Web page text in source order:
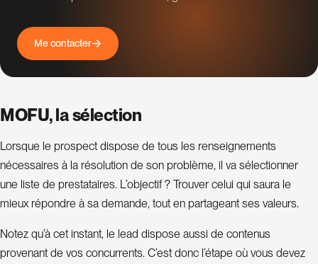
Mecontacter
MOFU, la sélection
Lorsque le prospect dispose de tous les renseignements
nécessaires à la résolution de son problème, il va sélectionner
une liste de prestataires. L’objectif ? Trouver celui qui saura le
mieux répondre à sa demande, tout en partageant ses valeurs.
Notez qu’à cet instant, le lead dispose aussi de contenus
provenant de vos concurrents. C’est donc l’étape où vous devez